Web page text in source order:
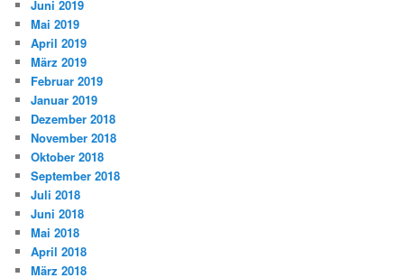
Juni 2019
Mai 2019
April 2019
März 2019
Februar 2019
Januar 2019
Dezember 2018
November 2018
Oktober 2018
September 2018
Juli 2018
Juni 2018
Mai 2018
April 2018
März 2018